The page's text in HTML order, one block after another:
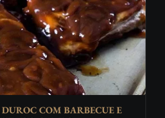
COM BARBECUE E